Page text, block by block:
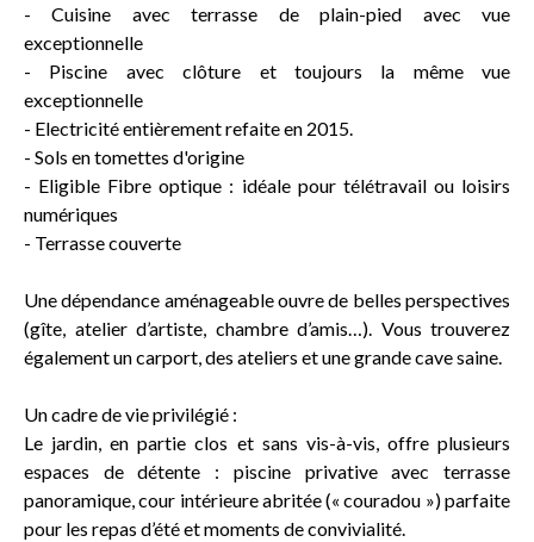
- Cuisine avec terrasse de plain-pied avec vue
exceptionnelle
- Piscine avec clôture et toujours la même vue
exceptionnelle
- Electricité entièrement refaite en 2015.
- Sols en tomettes d'origine
- Eligible Fibre optique : idéale pour télétravail ou loisirs
numériques
- Terrasse couverte
Une dépendance aménageable ouvre de belles perspectives
(gîte, atelier d’artiste, chambre d’amis…). Vous trouverez
également un carport, des ateliers et une grande cave saine.
Un cadre de vie privilégié :
Le jardin, en partie clos et sans vis-à-vis, offre plusieurs
espaces de détente : piscine privative avec terrasse
panoramique, cour intérieure abritée (« couradou ») parfaite
pour les repas d’été et moments de convivialité.